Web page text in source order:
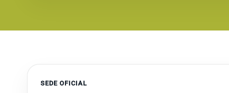
SEDE OFICIAL